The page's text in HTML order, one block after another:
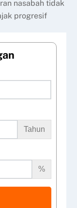
nasabah tidak
progresif
Tahun
%